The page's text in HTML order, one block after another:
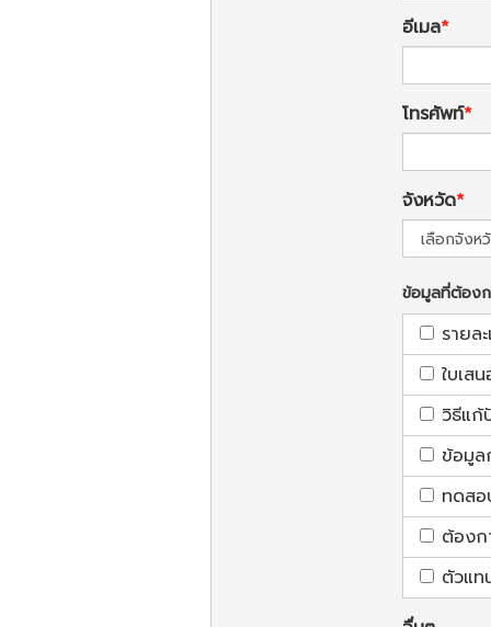
อีเมล
โทรศัพท์
จังหวัด
ข้อมูลที่ต้องก
รายล
ใบเส
วิธีแก้
ข้อมูล
ทดสอ
ต้องก
ตัวแท